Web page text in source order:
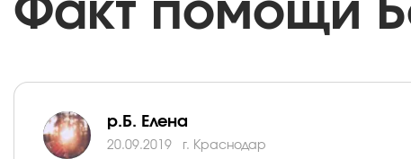
Факт помощи
р.Б. Елена
20.09.2019 г. Краснодар